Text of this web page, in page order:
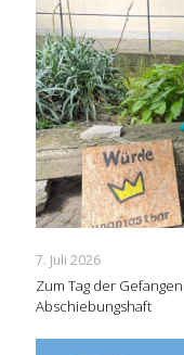
7. Juli 2026
Zum Tag der
Abschiebungshaft